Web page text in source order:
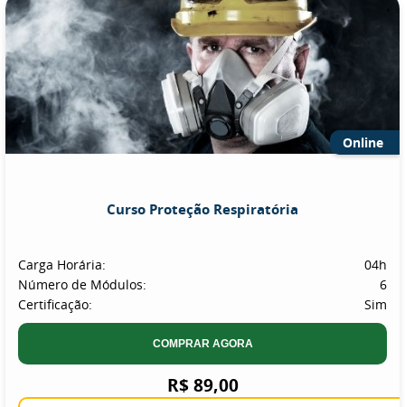
Online
Curso Proteção Respiratória
Carga Horária:
04h
Número de Módulos:
6
Certificação:
Sim
COMPRAR AGORA
R$ 89,00